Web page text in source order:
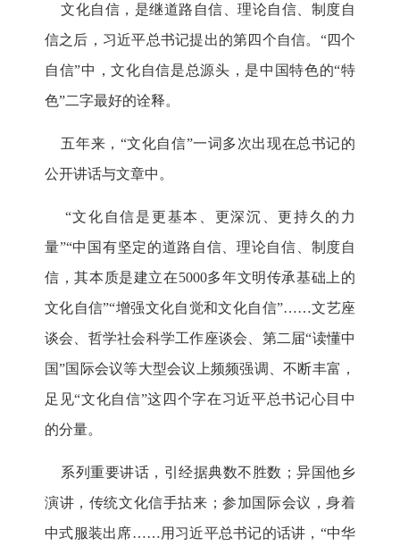
文化自信，是继道路自信、理论自信、制度自
信之后，习近平总书记提出的第四个自信。“四个
自信”中，文化自信是总源头，是中国特色的“特
色”二字最好的诠释。
五年来，“文化自信”一词多次出现在总书记的
公开讲话与文章中。
“文化自信是更基本、更深沉、更持久的力
量”“中国有坚定的道路自信、理论自信、制度自
信，其本质是建立在5000多年文明传承基础上的
文化自信”“增强文化自觉和文化自信”……文艺座
谈会、哲学社会科学工作座谈会、第二届“读懂中
国”国际会议等大型会议上频频强调、不断丰富，
足见“文化自信”这四个字在习近平总书记心目中
的分量。
系列重要讲话，引经据典数不胜数；异国他乡
演讲，传统文化信手拈来；参加国际会议，身着
中式服装出席……用习近平总书记的话讲，“中华